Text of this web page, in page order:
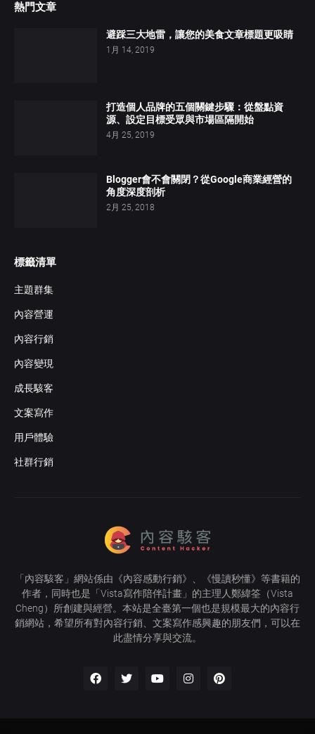
熱門文章
避踩三大地雷，讓您的美食文章標題更吸睛
1月 14, 2019
打造個人品牌的五個關鍵步驟：從盤點資
源、設定目標受眾與市場區隔開始
4月 25, 2019
Blogger會不會關閉？從Google商業經營的
角度深度剖析
2月 25, 2018
標籤清單
主題群集
內容營運
內容行銷
內容變現
成長駭客
文案寫作
用戶體驗
社群行銷
「 內容駭客 」網站係由《內容感動行銷》、《慢讀秒懂》等書籍的
作者，同時也是「 Vista寫作陪伴計畫 」的主理人鄭緯筌 （Vista
Cheng）所創建與經營。本站是全臺第一個也是規模最大的內容行
銷網站，希望所有對內容行銷、文案寫作感興趣的朋友們，可以在
此盡情分享與交流。